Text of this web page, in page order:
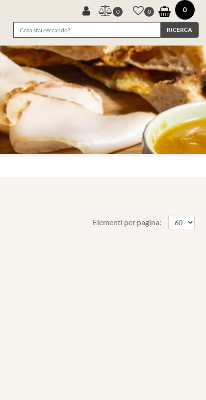
0 0 0
Elementi per pagina: